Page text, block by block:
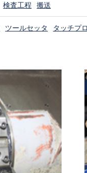
検査工程 搬送
ツールセッタ タッチプ